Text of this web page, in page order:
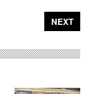
NEXT